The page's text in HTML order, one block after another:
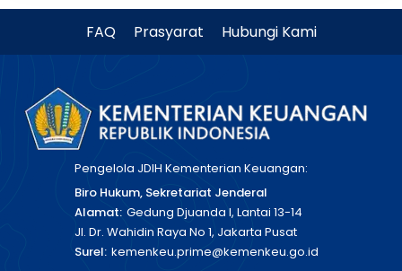
FAQ Prasyarat Hubungi Kami
Pengelola JDIH Kementerian Keuangan:
Biro Hukum, Sekretariat Jenderal
Alamat: Gedung Djuanda I, Lantai 13-14
Jl. Dr. Wahidin Raya No 1, Jakarta Pusat
Surel: kemenkeu.prime@kemenkeu.go.id